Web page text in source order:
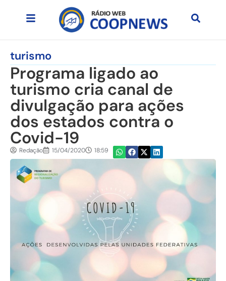
turismo
Programa ligado ao
turismo cria canal de
divulgação para ações
dos estados contra o
Covid-19
Redação 15/04/2020 18:59